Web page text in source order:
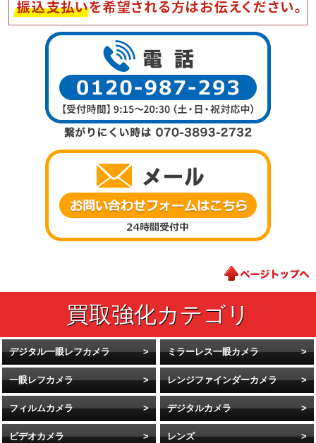
デジタル一眼レフカメラ ミラーレス一眼カメラ
一眼レフカメラ レンジファインダーカメラ
フィルムカメラ デジタルカメラ
ビデオカメラ レンズ